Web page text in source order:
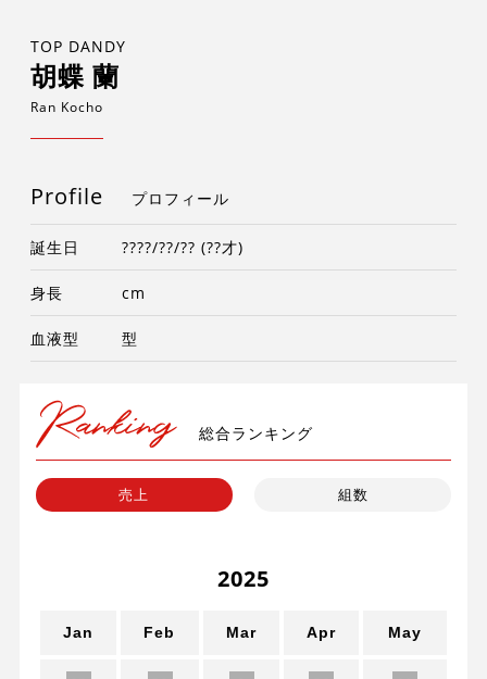
TOP DANDY
胡蝶 蘭
Ran Kocho
Profile プロフィール
誕生日 ????/??/?? (??才)
身長 cm
血液型 型
総合ランキング
売上 組数
2025
Jan Feb Mar Apr May